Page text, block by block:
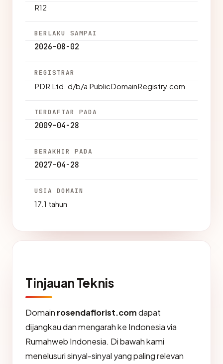
R12
BERLAKU SAMPAI
2026-08-02
REGISTRAR
PDR Ltd. d/b/a PublicDomainRegistry.com
TERDAFTAR PADA
2009-04-28
BERAKHIR PADA
2027-04-28
USIA DOMAIN
17.1 tahun
Tinjauan Teknis
Domain rosendaflorist.comdapat
dijangkau dan mengarah ke Indonesia via
Rumahweb Indonesia. Di bawah kami
menelusuri sinyal-sinyal yang paling relevan